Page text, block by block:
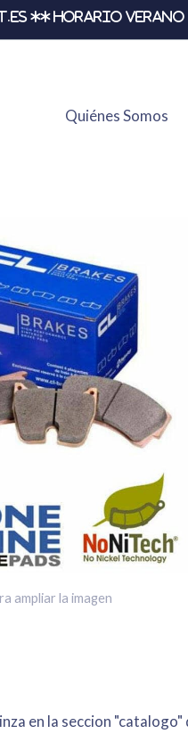
** HORARIO
Quiénes Somos
ampliar la imagen
en la seccion "catalogo"